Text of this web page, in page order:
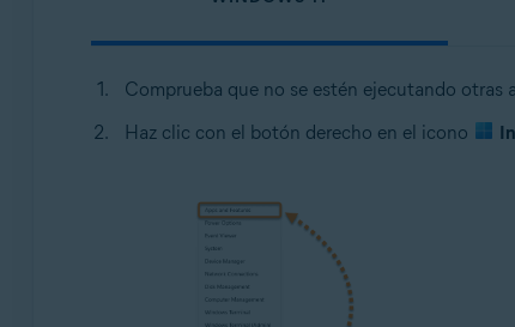
Comprueba que no se estén ejecutando otras
Haz clic con el botón derecho en el icono